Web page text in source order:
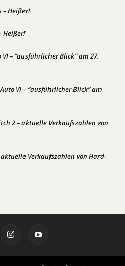
– Heißer!
Heißer!
– “ausführlicher Blick” am 27.
VI – “ausführlicher Blick” am
2 – aktuelle Verkaufszahlen von
Verkaufszahlen von Hard-